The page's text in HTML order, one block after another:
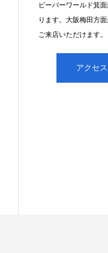
ビーバーワールド箕
ります。大阪梅田方
ご来店いただけます。
アクセ